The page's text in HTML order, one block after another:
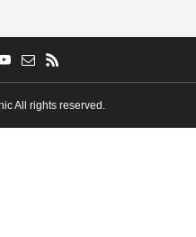
All rights reserved.